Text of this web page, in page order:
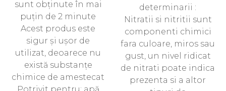
sunt obținute în mai
puțin de 2 minute
Acest produs este
sigur și ușor de
utilizat, deoarece nu
există substanțe
chimice de amestecat
determinarii :
Nitratii si nitritii sunt
componenti chimici
fara culoare, miros sau
gust, un nivel ridicat
de nitrati poate indica
prezenta si a altor